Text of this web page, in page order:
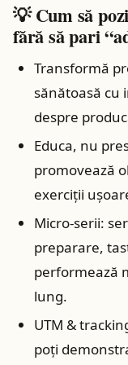
💡 Cum să
fără să pari
Transformă
sănătoasă cu
despre
Educa, nu
promovează
exerciții
Micro‑serii:
preparare,
performează
lung.
UTM &
poți